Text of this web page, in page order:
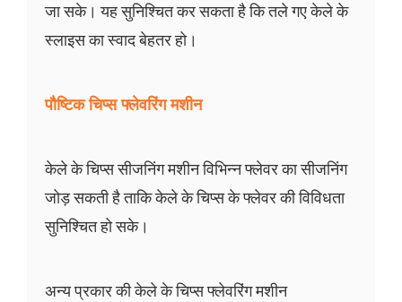
जा सके। यह सुनिश्चित कर सकता है कि तले गए केले के
स्लाइस का स्वाद बेहतर हो।
पौष्टिक चिप्स फ्लेवरिंग मशीन
केले के चिप्स सीजनिंग मशीन विभिन्न फ्लेवर का सीजनिंग
जोड़ सकती है ताकि केले के चिप्स के फ्लेवर की विविधता
सुनिश्चित हो सके।
अन्य प्रकार की केले के चिप्स फ्लेवरिंग मशीन